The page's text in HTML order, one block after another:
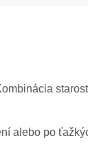
alebo po